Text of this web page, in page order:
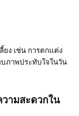
ยง เช่น การตกแต่ง
ภาพประทับใจในวัน
วามสะดวกใน